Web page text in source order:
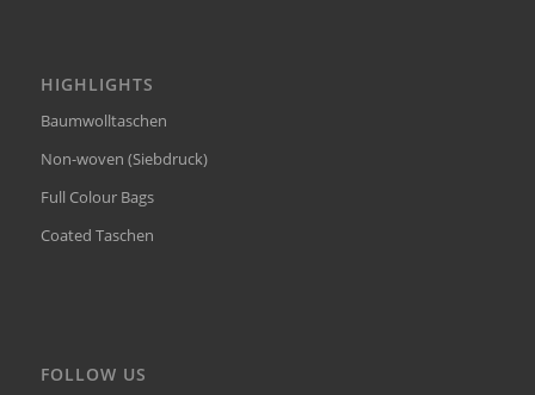
HIGHLIGHTS
Baumwolltaschen
Non-woven (Siebdruck)
Full Colour Bags
Coated Taschen
FOLLOW US